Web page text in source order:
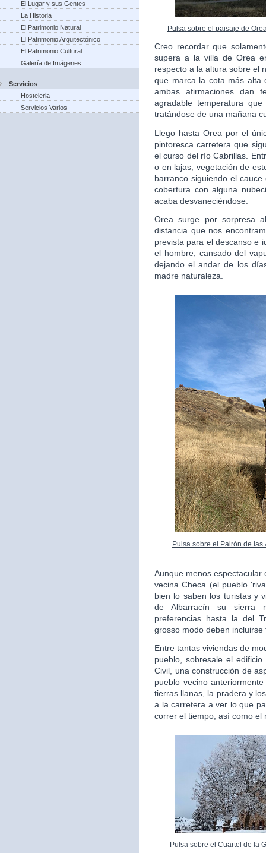
El Lugar y sus Gentes
La Historia
El Patrimonio Natural
El Patrimonio Arquitectónico
El Patrimonio Cultural
Galería de Imágenes
Servicios
Hosteleria
Servicios Varios
Pulsa sobre el paisaje de
Creo recordar que
supera a la villa de Orea
respecto a la altura sobre el
que marca la cota más alta
ambas afirmaciones dan
agradable temperatura
tratándose de una mañana
Llego hasta Orea por el
pintoresca carretera que
el curso del río Cabrillas.
o en lajas, vegetación de
barranco siguiendo el
cobertura con alguna
acaba desvaneciéndose.
Orea surge por sorpresa
distancia que nos
prevista para el descanso e
el hombre, cansado del
dejando el andar de los
madre naturaleza.
Pulsa sobre el Pairón de
Aunque menos espectacular
vecina Checa (el pueblo
bien lo saben los turistas y
de Albarracín su sierra
preferencias hasta la del
grosso modo deben
Entre tantas viviendas de
pueblo, sobresale el
Civil, una construcción de
pueblo vecino
tierras llanas, la pradera y
a la carretera a ver lo que
correr el tiempo, así como el
Pulsa sobre el Cuartel de la